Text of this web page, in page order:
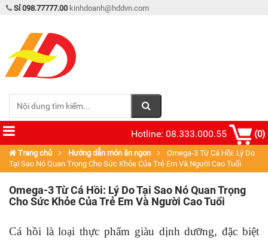
Sỉ 098.77777.00 kinhdoanh@hddvn.com
Hotline: 08.333.000.55 (0)
Trang chủ Hướng dẫn món ăn ngon
Omega-3 Từ Cá Hồi: Lý Do
Tại Sao Nó Quan Trọng Cho Sức Khỏe Của Trẻ Em Và Người Cao Tuổi
Omega-3 Từ Cá Hồi: Lý Do Tại Sao Nó Quan Trọng
Cho Sức Khỏe Của Trẻ Em Và Người Cao Tuổi
Cá hồi là loại thực phẩm giàu dịnh dưỡng, đặc biệt